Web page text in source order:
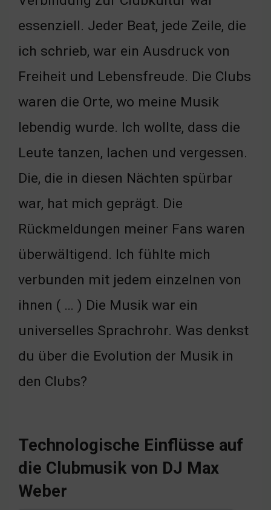
essenziell. Jeder Beat, jede Zeile, die
ich schrieb, war ein Ausdruck von
Freiheit und Lebensfreude. Die Clubs
waren die Orte, wo meine Musik
lebendig wurde. Ich wollte, dass die
Leute tanzen, lachen und vergessen.
Die, die in diesen Nächten spürbar
war, hat mich geprägt. Die
Rückmeldungen meiner Fans waren
überwältigend. Ich fühlte mich
verbunden mit jedem einzelnen von
ihnen ( … ) Die Musik war ein
universelles Sprachrohr. Was denkst
du über die Evolution der Musik in
den Clubs?
Technologische Einflüsse auf
die Clubmusik von DJ Max
Weber